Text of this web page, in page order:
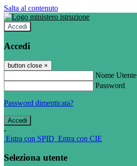
Salta al contenuto
Accedi
Accedi
button close ×
Nome Utente
Password
Password dimenticata?
-
Entra con SPID Entra con CIE
Seleziona utente